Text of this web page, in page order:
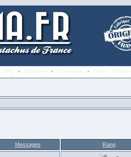
FAQ • Membres • • Docs Modèles
Messages Rang